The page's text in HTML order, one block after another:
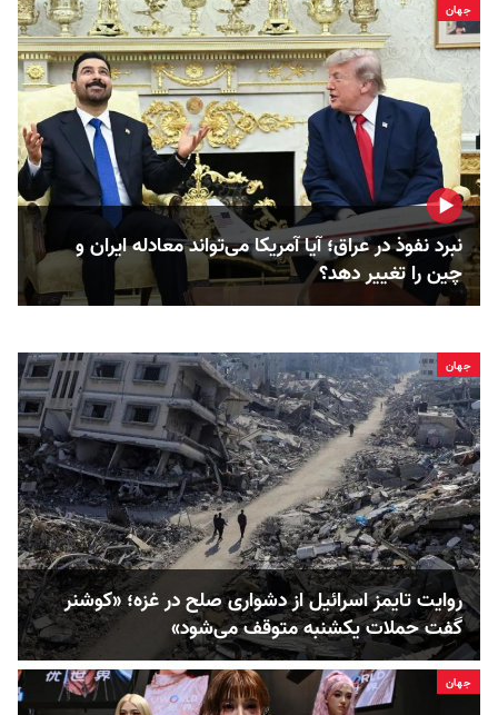
جهان
نبرد نفوذ در عراق؛ آیا آمریکا می‌تواند معادله ایران و
چین را تغییر دهد؟
جهان
روایت تایمز اسرائیل از دشواری صلح در غزه؛ «کوشنر
گفت حملات یکشنبه متوقف می‌شود»
جهان